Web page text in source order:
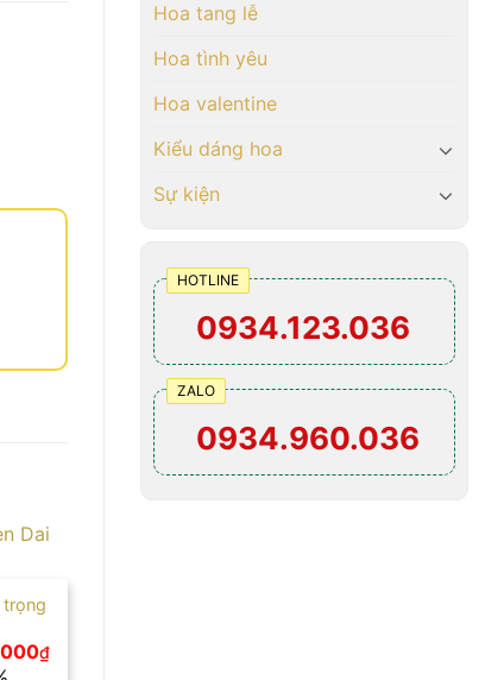
Hoa tang lễ
Hoa tình yêu
Hoa valentine
Kiểu dáng hoa
Sự kiện
HOTLINE
0934.123.036
ZALO
0934.960.036
₫Giá
hiện